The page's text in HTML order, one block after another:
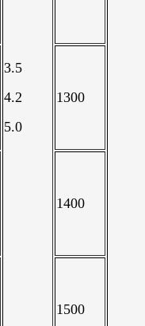
3.5
4.2
5.0
1300
1400
1500